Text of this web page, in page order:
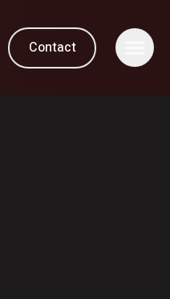
Contact